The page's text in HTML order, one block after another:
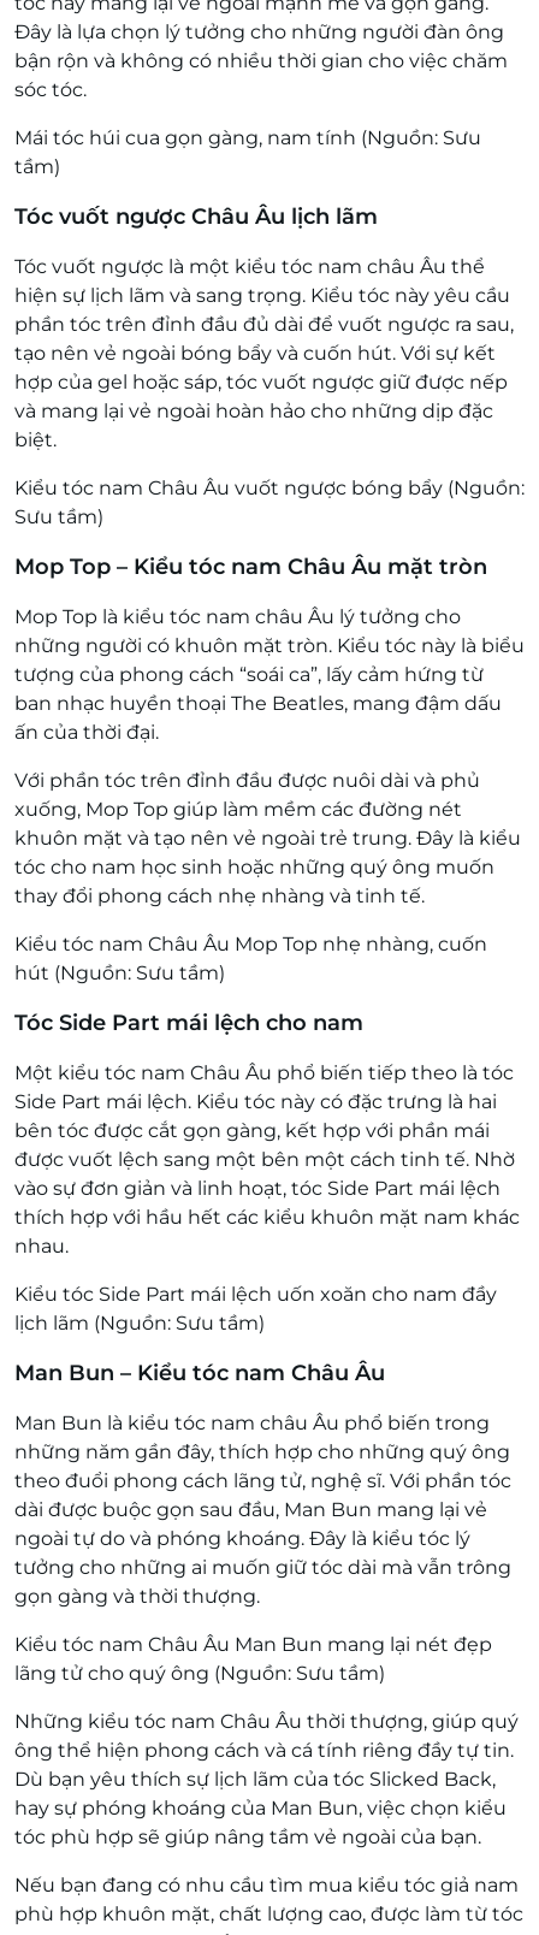
Đây là lựa chọn lý tưởng cho những người đàn ông
bận rộn và không có nhiều thời gian cho việc chăm
sóc tóc.
Mái tóc húi cua gọn gàng, nam tính (Nguồn: Sưu
tầm)
Tóc vuốt ngược Châu Âu lịch lãm
Tóc vuốt ngược là một kiểu tóc nam châu Âu thể
hiện sự lịch lãm và sang trọng. Kiểu tóc này yêu cầu
phần tóc trên đỉnh đầu đủ dài để vuốt ngược ra sau,
tạo nên vẻ ngoài bóng bẩy và cuốn hút. Với sự kết
hợp của gel hoặc sáp, tóc vuốt ngược giữ được nếp
và mang lại vẻ ngoài hoàn hảo cho những dịp đặc
biệt.
Kiểu tóc nam Châu Âu vuốt ngược bóng bẩy (Nguồn:
Sưu tầm)
Mop Top – Kiểu tóc nam Châu Âu mặt tròn
Mop Top là kiểu tóc nam châu Âu lý tưởng cho
những người có khuôn mặt tròn. Kiểu tóc này là biểu
tượng của phong cách “soái ca”, lấy cảm hứng từ
ban nhạc huyền thoại The Beatles, mang đậm dấu
ấn của thời đại.
Với phần tóc trên đỉnh đầu được nuôi dài và phủ
xuống, Mop Top giúp làm mềm các đường nét
khuôn mặt và tạo nên vẻ ngoài trẻ trung. Đây là kiểu
tóc cho nam học sinh hoặc những quý ông muốn
thay đổi phong cách nhẹ nhàng và tinh tế.
Kiểu tóc nam Châu Âu Mop Top nhẹ nhàng, cuốn
hút (Nguồn: Sưu tầm)
Tóc Side Part mái lệch cho nam
Một kiểu tóc nam Châu Âu phổ biến tiếp theo là tóc
Side Part mái lệch. Kiểu tóc này có đặc trưng là hai
bên tóc được cắt gọn gàng, kết hợp với phần mái
được vuốt lệch sang một bên một cách tinh tế. Nhờ
vào sự đơn giản và linh hoạt, tóc Side Part mái lệch
thích hợp với hầu hết các kiểu khuôn mặt nam khác
nhau.
Kiểu tóc Side Part mái lệch uốn xoăn cho nam đầy
lịch lãm (Nguồn: Sưu tầm)
Man Bun – Kiểu tóc nam Châu Âu
Man Bun là kiểu tóc nam châu Âu phổ biến trong
những năm gần đây, thích hợp cho những quý ông
theo đuổi phong cách lãng tử, nghệ sĩ. Với phần tóc
dài được buộc gọn sau đầu, Man Bun mang lại vẻ
ngoài tự do và phóng khoáng. Đây là kiểu tóc lý
tưởng cho những ai muốn giữ tóc dài mà vẫn trông
gọn gàng và thời thượng.
Kiểu tóc nam Châu Âu Man Bun mang lại nét đẹp
lãng tử cho quý ông (Nguồn: Sưu tầm)
Những kiểu tóc nam Châu Âu thời thượng, giúp quý
ông thể hiện phong cách và cá tính riêng đầy tự tin.
Dù bạn yêu thích sự lịch lãm của tóc Slicked Back,
hay sự phóng khoáng của Man Bun, việc chọn kiểu
tóc phù hợp sẽ giúp nâng tầm vẻ ngoài của bạn.
Nếu bạn đang có nhu cầu tìm mua kiểu tóc giả nam
phù hợp khuôn mặt, chất lượng cao, được làm từ tóc